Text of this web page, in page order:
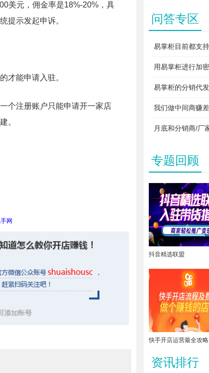
美元，佣金率是18%-20%，具
提示发起申诉。
才能申请入驻。
个注册账户只能申请开一家店
。
网
问答专区
专题回顾
抖音精选联盟
快手开店运营最全攻略
资讯排行